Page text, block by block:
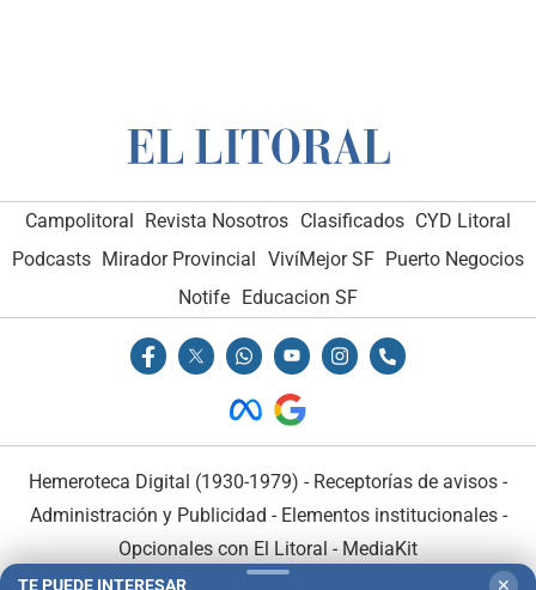
Campolitoral Revista Nosotros Clasificados CYD Litoral
Podcasts Mirador Provincial VivíMejor SF Puerto Negocios
Notife
Educacion SF
Hemeroteca Digital (1930-1979) - Receptorías de avisos -
Administración y Publicidad - Elementos institucionales-
Opcionales con El Litoral - MediaKit
TE PUEDE INTERESAR ✕